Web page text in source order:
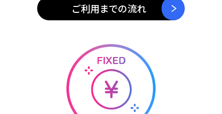
ご利用までの流れ